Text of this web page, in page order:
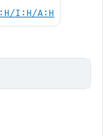
I:H/A:H